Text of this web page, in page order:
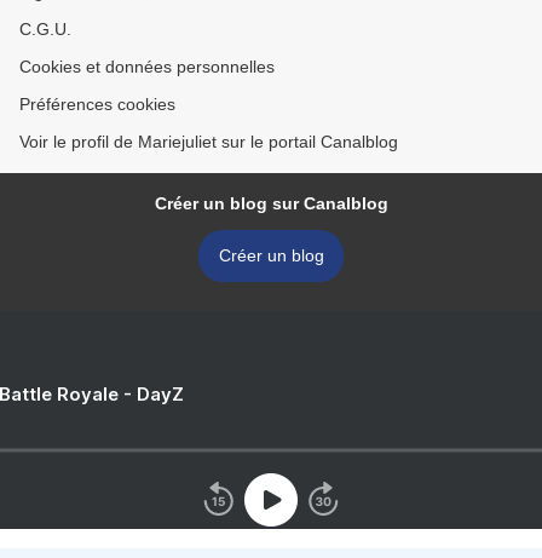
C.G.U.
Cookies et données personnelles
Préférences cookies
Voir le profil de Mariejuliet sur le portail Canalblog
Créer un blog sur Canalblog
Créer un blog
Royale - DayZ